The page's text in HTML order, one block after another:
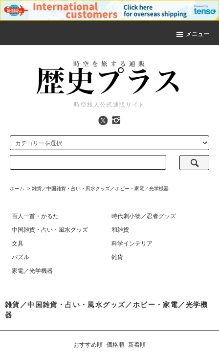
メニュー
時空旅人公式通販サイト
ホーム > 雑貨／中国雑貨・占い・風水グッズ／ホビー・家電／光学機器
百人一首・かるた
時代劇小物／忍者グッズ
中国雑貨・占い・風水グッズ
和雑貨
文具
科学インテリア
パズル
雑貨
家電／光学機器
雑貨／中国雑貨・占い・風水グッズ／ホビー・家電／光学機
器
おすすめ順 価格順 新着順